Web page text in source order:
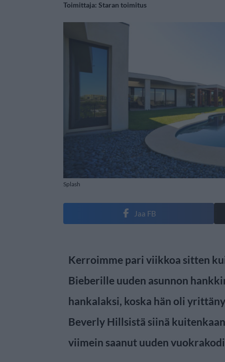
Toimittaja: Staran toimitus
Splash
Jaa FB
Kerroimme pari viikkoa sitten
Bieberille uuden asunnon
hankalaksi, koska hän oli
Beverly Hillsistä siinä
viimein saanut uuden